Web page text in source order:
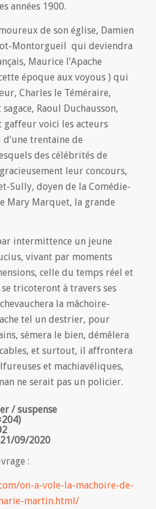
années 1900.
de son église, Damien
Montorgueil qui deviendra
Maurice l’Apache
époque aux voyous ) qui
Charles le Téméraire,
Raoul Duchausson,
gaffeur voici les acteurs
trentaine de
des célébrités de
leur concours,
Sully, doyen de la Comédie-
Mary Marquet, la grande
intermittence un jeune
vivant par moments
celle du temps réel et
tricoteront à travers ses
la mâchoire-
tel un destrier, pour
sèmera le bien, démêlera
et surtout, il affrontera
et machiavéliques,
ne serait pas un policier.
/ suspense
09/2020
:
on-a-vole-la-machoire-de-
martin.html/